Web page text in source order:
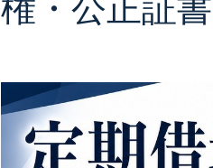
権・公正証